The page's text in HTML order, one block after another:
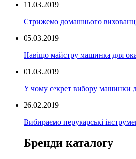
11.03.2019
Стрижемо домашнього
05.03.2019
Навіщо майстру машинка для
01.03.2019
У чому секрет вибору машинки
26.02.2019
Вибираємо перукарські
Бренди каталогу